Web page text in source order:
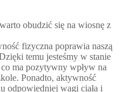
fizyczna poprawia naszą
temu jesteśmy w stanie
ma pozytywny wpływ na
Ponadto, aktywność
odpowiedniej wagi ciała i